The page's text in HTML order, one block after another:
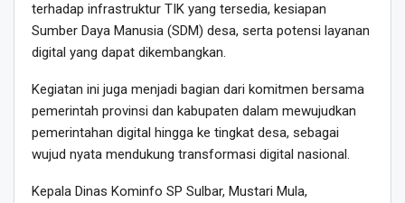
terhadap infrastruktur TIK yang tersedia, kesiapan
Sumber Daya Manusia (SDM) desa, serta potensi layanan
digital yang dapat dikembangkan.
Kegiatan ini juga menjadi bagian dari komitmen bersama
pemerintah provinsi dan kabupaten dalam mewujudkan
pemerintahan digital hingga ke tingkat desa, sebagai
wujud nyata mendukung transformasi digital nasional.
Kepala Dinas Kominfo SP Sulbar, Mustari Mula,